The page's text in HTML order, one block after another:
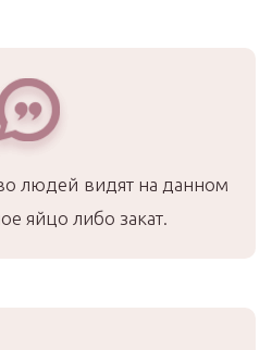
людей видят на данном
яйцо либо закат.